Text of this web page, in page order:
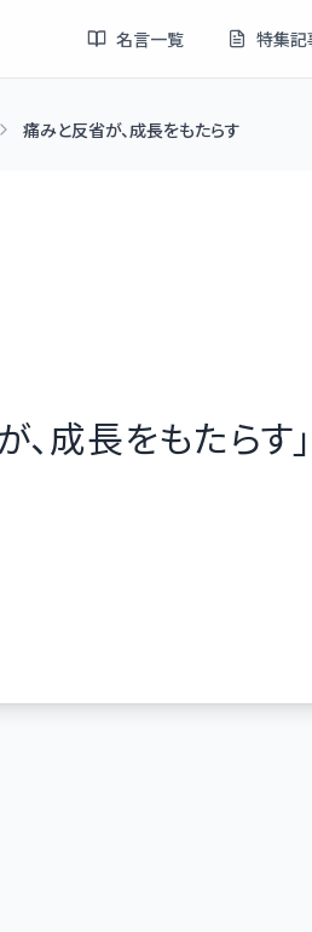
名言一覧 特集記
痛みと反省が、成長をもたらす
、成長をもたらす」